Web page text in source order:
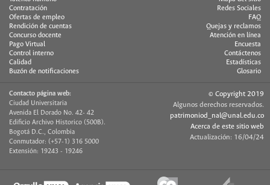
Contratación
Ofertas de empleo
Rendición de cuentas
Concurso docente
Pago Virtual
Control interno
Calidad
Buzón de notificaciones
Redes Sociales
FAQ
Quejas y reclamos
Atención en línea
Encuesta
Contáctenos
Estadísticas
Glosario
Contacto página web:
Ciudad Universitaria
Avenida El Dorado No. 42- 42
Edificio Archivo Historico (500B).
Bogotá D.C., Colombia
Conmutador: (+57-1) 316 5000
Extensión: 19243 - 19246
© Copyright 2019
Algunos derechos reservados.
patrimoniod_nal@unal.edu.co
Acerca de este sitio web
Actualización: 16/04/24